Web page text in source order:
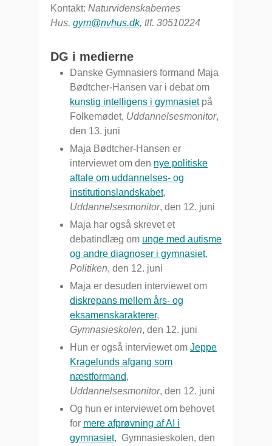
Kontakt: Naturvidenskabernes
Hus, gym@nvhus.dk, tlf. 30510224
DG i medierne
Danske Gymnasiers formand Maja
Bødtcher-Hansen var i debat om
kunstig intelligens i gymnasietpå
Folkemødet, Uddannelsesmonitor,
den 13. juni
Maja Bødtcher-Hansen er
interviewet om den nye politiske
aftale om uddannelses- og
institutionslandskabet,
Uddannelsesmonitor, den 12. juni
Maja har også skrevet et
debatindlæg om unge med autisme
og andre diagnoser i gymnasiet,
Politiken, den 12. juni
Maja er desuden interviewet om
diskrepans mellem års- og
eksamenskarakterer,
Gymnasieskolen, den 12. juni
Hun er også interviewet om Jeppe
Kragelunds afgang som
næstformand,
Uddannelsesmonitor, den 12. juni
Og hun er interviewet om behovet
for mere afprøvning af AI i
gymnasiet, Gymnasieskolen, den